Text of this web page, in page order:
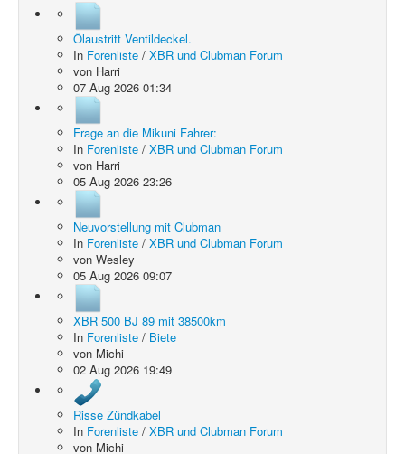
Ölaustritt Ventildeckel.
In Forenliste / XBR und Clubman Forum
von Harri
07 Aug 2026 01:34
Frage an die Mikuni Fahrer:
In Forenliste / XBR und Clubman Forum
von Harri
05 Aug 2026 23:26
Neuvorstellung mit Clubman
In Forenliste / XBR und Clubman Forum
von Wesley
05 Aug 2026 09:07
XBR 500 BJ 89 mit 38500km
In Forenliste / Biete
von Michi
02 Aug 2026 19:49
Risse Zündkabel
In Forenliste / XBR und Clubman Forum
von Michi